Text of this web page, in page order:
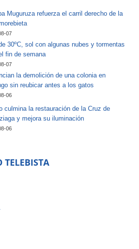
Muguruza refuerza el carril derecho de la
07
30ºC, sol con algunas nubes y tormentas
fin de semana
07
la demolición de una colonia en
sin reubicar antes a los gatos
06
culmina la restauración de la Cruz de
y mejora su iluminación
06
TELEBISTA